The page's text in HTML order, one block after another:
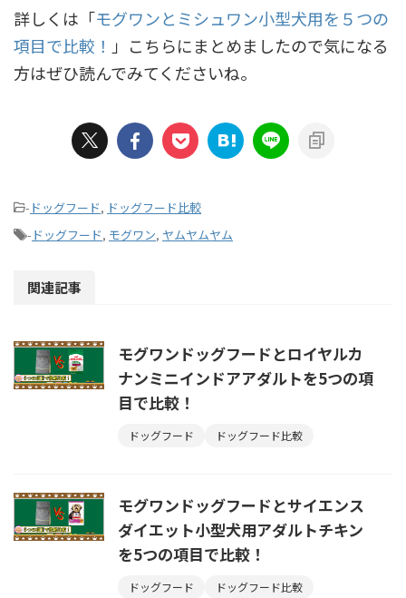
詳しくは「モグワンとミシュワン小型犬用を５つの
項目で比較！ 」こちらにまとめましたので気になる
方はぜひ読んでみてくださいね。
- ドッグフード, ドッグフード比較
- ドッグフード, モグワン, ヤムヤムヤム
関連記事
モグワンドッグフードとロイヤルカ
ナンミニインドアアダルトを5つの項
目で比較！
ドッグフード ドッグフード比較
モグワンドッグフードとサイエンス
ダイエット小型犬用アダルトチキン
を5つの項目で比較！
ドッグフード ドッグフード比較